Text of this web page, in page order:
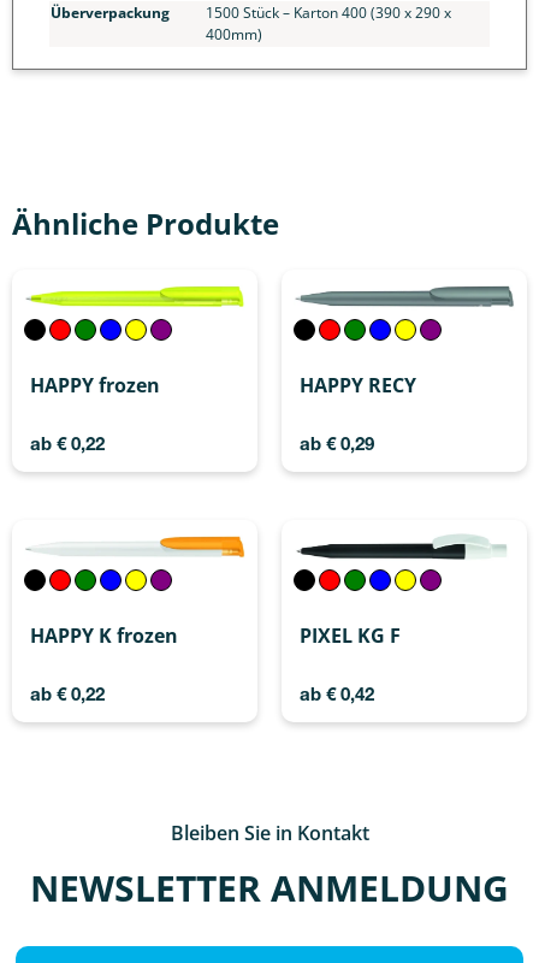
Überverpackung
1500 Stück – Karton 400 (390 x 290 x
400mm)
Ähnliche Produkte
HAPPY frozen
ab €0,22
HAPPY RECY
ab €0,29
HAPPY K frozen
ab €0,22
PIXEL KG F
ab €0,42
Bleiben Sie in Kontakt
NEWSLETTER ANMELDUNG